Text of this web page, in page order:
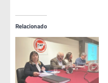
Relacionado